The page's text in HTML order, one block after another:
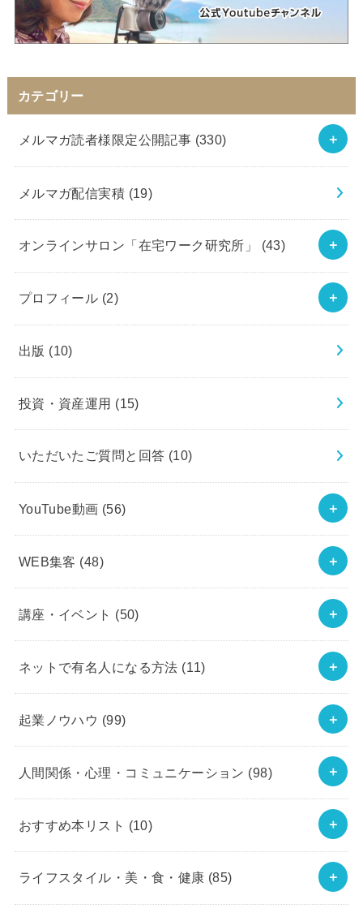
カテゴリー
メルマガ読者様限定公開記事 (330)
メルマガ配信実積 (19)
オンラインサロン「在宅ワーク研究所」 (43)
プロフィール (2)
出版 (10)
投資・資産運用 (15)
いただいたご質問と回答 (10)
YouTube動画 (56)
WEB集客 (48)
講座・イベント (50)
ネットで有名人になる方法 (11)
起業ノウハウ (99)
人間関係・心理・コミュニケーション (98)
おすすめ本リスト (10)
ライフスタイル・美・食・健康 (85)